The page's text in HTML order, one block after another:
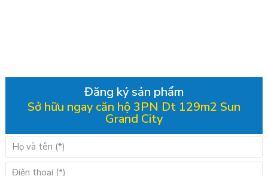
Đăng ký sản phẩm
Sở hữu ngay căn hộ 3PN Dt 129m2 Sun
Grand City